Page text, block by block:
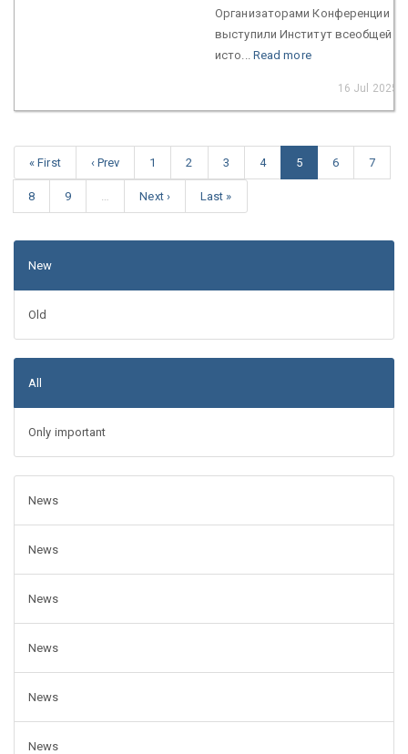
Организаторами Конференции
выступили Институт всеобщей
исто... Read more
16 Jul 2025
« First ‹ Prev 1 2 3 4 5 6 7
8 9 Next › Last »
New
Old
All
Only important
News
News
News
News
News
News